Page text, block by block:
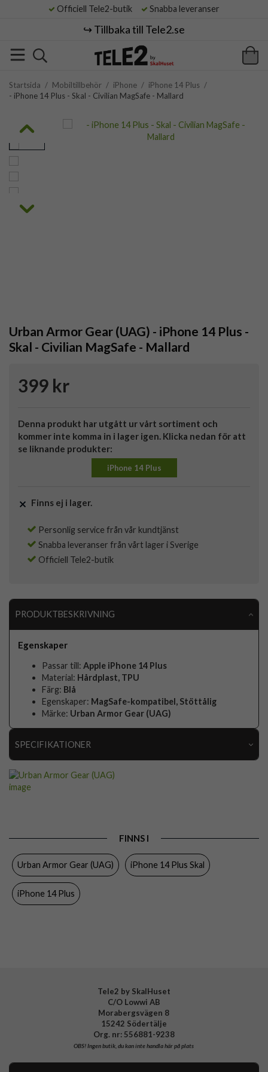
Officiell Tele2-butik Snabba leveranser
↪️ Tillbaka till Tele2.se
Startsida / Mobiltillbehör / iPhone / iPhone 14 Plus /
- iPhone 14 Plus - Skal - Civilian MagSafe - Mallard
Urban Armor Gear (UAG) - iPhone 14 Plus -
Skal - Civilian MagSafe - Mallard
399 kr
Denna produkt har utgått ur vårt sortiment och
kommer inte komma in i lager igen. Klicka nedan för att
se liknande produkter:
iPhone 14 Plus
Finns ej i lager.
Personlig service från vår kundtjänst
Snabba leveranser från vårt lager i Sverige
Officiell Tele2-butik
PRODUKTBESKRIVNING
Egenskaper
Passar till:Apple iPhone 14 Plus
Material: Hårdplast, TPU
Färg: Blå
Egenskaper: MagSafe-kompatibel, Stöttålig
Märke: Urban Armor Gear (UAG)
SPECIFIKATIONER
Artikelnummer
Passar till
MagSafe-kompatibel, Stöttålig
Färg
Material Hårdplast (PC), Mjukplast (TPU)
Varumärke
FINNS I
Urban Armor Gear (UAG) iPhone 14 Plus Skal
iPhone 14 Plus
Tele2 by SkalHuset
C/O Lowwi AB
Morabergsvägen 8
15242 Södertälje
Org. nr: 556881-9238
OBS!Ingen butik, du kan inte handla här på plats